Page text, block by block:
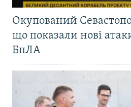
Окупований
що показали нові
БпЛА